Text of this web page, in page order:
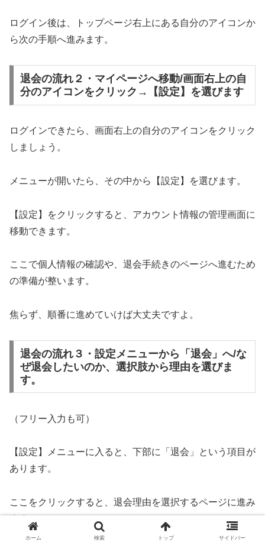
ログイン後は、トップページ右上にある自分のアイコンか
ら次の手順へ進みます。
退会の流れ２・マイページへ移動/画面右上の自
分のアイコンをクリック→【設定】を選びます
ログインできたら、画面右上の自分のアイコンをクリック
しましょう。
メニューが開いたら、その中から【設定】を選びます。
【設定】をクリックすると、アカウント情報の管理画面に
移動できます。
ここで個人情報の確認や、退会手続きのページへ進むため
の準備が整います。
焦らず、順番に進めていけば大丈夫ですよ。
退会の流れ３・設定メニューから「退会」へ/な
ぜ退会したいのか、選択肢から理由を選びま
す。
（フリー入力も可）
【設定】メニューに入ると、下部に「退会」という項目が
あります。
ここをクリックすると、退会理由を選択するページに進み
ます。
ホーム 検索 トップ サイドバー